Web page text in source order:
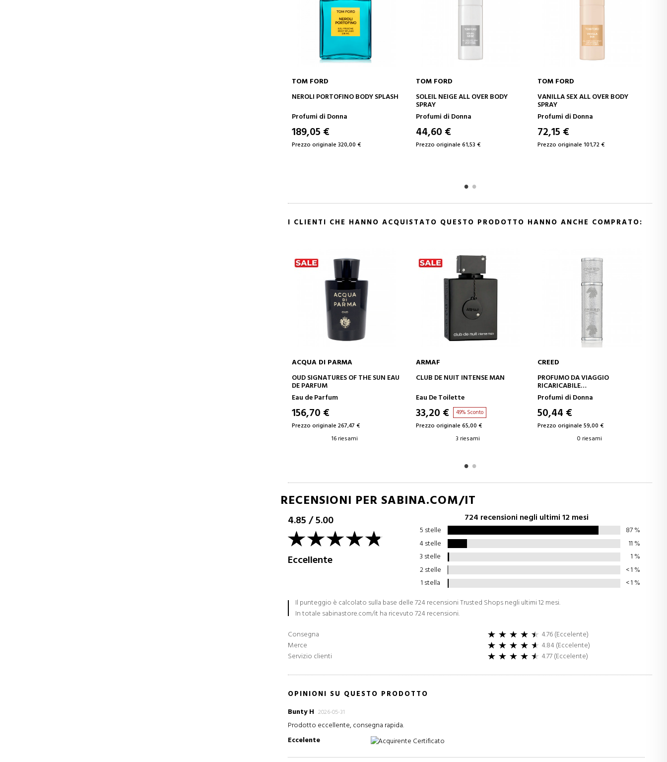
AGGIUNGI AL CARRELLO
NEROLI PORTOFINO BODY SPLASH
AGGIUNGI AL CARRELLO
SOLEIL NEIGE ALL OVER BODY
Profumi di Donna
Prezzo originale 61,53 €
AGGIUNGI AL CARRELLO
VANILLA SEX ALL OVER BODY
Profumi di Donna
Prezzo originale 101,72 €
AGGIUNGI AL
SOLEIL NEIGE
Eau de Parfum
Prezzo originale 98,42 €
I CLIENTI CHE HANNO ACQUISTATO QUESTO PRODOTTO HANNO ANCHE COMPRATO:
AGGIUNGI AL CARRELLO
ACQUA DI PARMA
OUD SIGNATURES OF THE SUN EAU
Eau de Parfum
Prezzo originale 267,47 €
AGGIUNGI AL CARRELLO
CLUB DE NUIT INTENSE MAN
Eau De Toilette
49% Sconto
Prezzo originale 65,00 €
AGGIUNGI AL CARRELLO
PROFUMO DA VIAGGIO
ATOMIZZATORE DA VIAGGIO
Profumi di Donna
Prezzo originale 59,00 €
RECENSIONI PER SABINA.COM/IT
4.85/5.00
Eccellente
724 recensioni negli ultimi 12 mesi
5 stelle 87%
4 stelle
11 %
3 stelle
1 %
2 stelle
< 1 %
1 stella
< 1 %
Il punteggio è calcolato sulla base delle 724 recensioni Trusted Shops negli ultimi 12 mesi.
In totale sabinastore.com/it ha ricevuto 724 recensioni.
Consegna
4.76 (Eccelente)
Merce
4.84 (Eccelente)
Servizio clienti
4.77 (Eccelente)
OPINIONI SU QUESTO PRODOTTO
Bunty H 2026-05-31
Prodotto eccellente, consegna rapida.
Eccelente
Acquirente Certificato